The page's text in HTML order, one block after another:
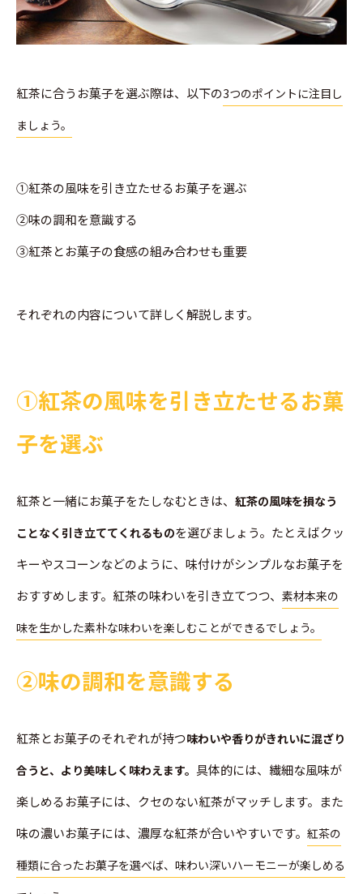
紅茶に合うお菓子を選ぶ際は、以下の3つのポイントに注目し
ましょう。
➀紅茶の風味を引き立たせるお菓子を選ぶ
➁味の調和を意識する
➂紅茶とお菓子の食感の組み合わせも重要
それぞれの内容について詳しく解説します。
➀紅茶の風味を引き立たせるお菓
子を選ぶ
紅茶と一緒にお菓子をたしなむときは、 紅茶の風味を損なう
ことなく引き立ててくれるものを選びましょう。たとえばクッ
キーやスコーンなどのように、味付けがシンプルなお菓子を
おすすめします。紅茶の味わいを引き立てつつ、 素材本来の
味を生かした素朴な味わいを楽しむことができるでしょう。
➁味の調和を意識する
紅茶とお菓子のそれぞれが持つ味わいや香りがきれいに混ざり
合うと、より美味しく味わえます。 具体的には、繊細な風味が
楽しめるお菓子には、クセのない紅茶がマッチします。また
味の濃いお菓子には、濃厚な紅茶が合いやすいです。 紅茶の
種類に合ったお菓子を選べば、味わい深いハーモニーが楽しめる